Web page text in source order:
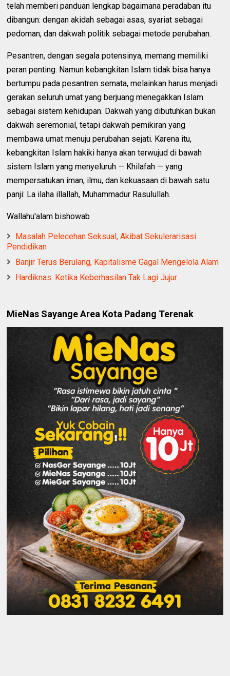
telah memberi panduan lengkap bagaimana peradaban itu
dibangun: dengan akidah sebagai asas, syariat sebagai
pedoman, dan dakwah politik sebagai metode perubahan.
Pesantren, dengan segala potensinya, memang memiliki
peran penting. Namun kebangkitan Islam tidak bisa hanya
bertumpu pada pesantren semata, melainkan harus menjadi
gerakan seluruh umat yang berjuang menegakkan Islam
sebagai sistem kehidupan. Dakwah yang dibutuhkan bukan
dakwah seremonial, tetapi dakwah pemikiran yang
membawa umat menuju perubahan sejati. Karena itu,
kebangkitan Islam hakiki hanya akan terwujud di bawah
sistem Islam yang menyeluruh — Khilafah — yang
mempersatukan iman, ilmu, dan kekuasaan di bawah satu
panji: La ilaha illallah, Muhammadur Rasulullah.
Wallahu'alam bishowab
Masalah Pelecehan Seksual, Akibat Sekulerarisasi
Pendidikan
Banjir Terus Berulang, Kapitalisme Gagal Mengelola Alam
Hardiknas: Ketika Keberhasilan Tak Lagi Jujur
MieNas Sayange Area Kota Padang Terenak